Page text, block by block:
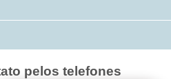
pelos telefones